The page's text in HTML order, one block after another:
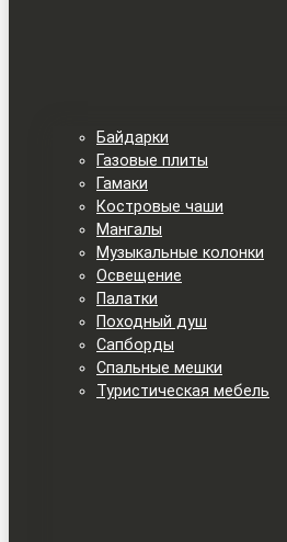
Байдарки
Газовые плиты
Гамаки
Костровые чаши
Мангалы
Музыкальные колонки
Освещение
Палатки
Походный душ
Сапборды
Спальные мешки
Туристическая мебель